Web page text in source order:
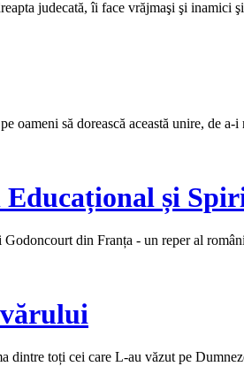
judecată, îi face vrăjmaşi şi inamici
oameni să dorească această unire, de
și
din Franța - un reper al
dintre toți cei care L-au văzut pe